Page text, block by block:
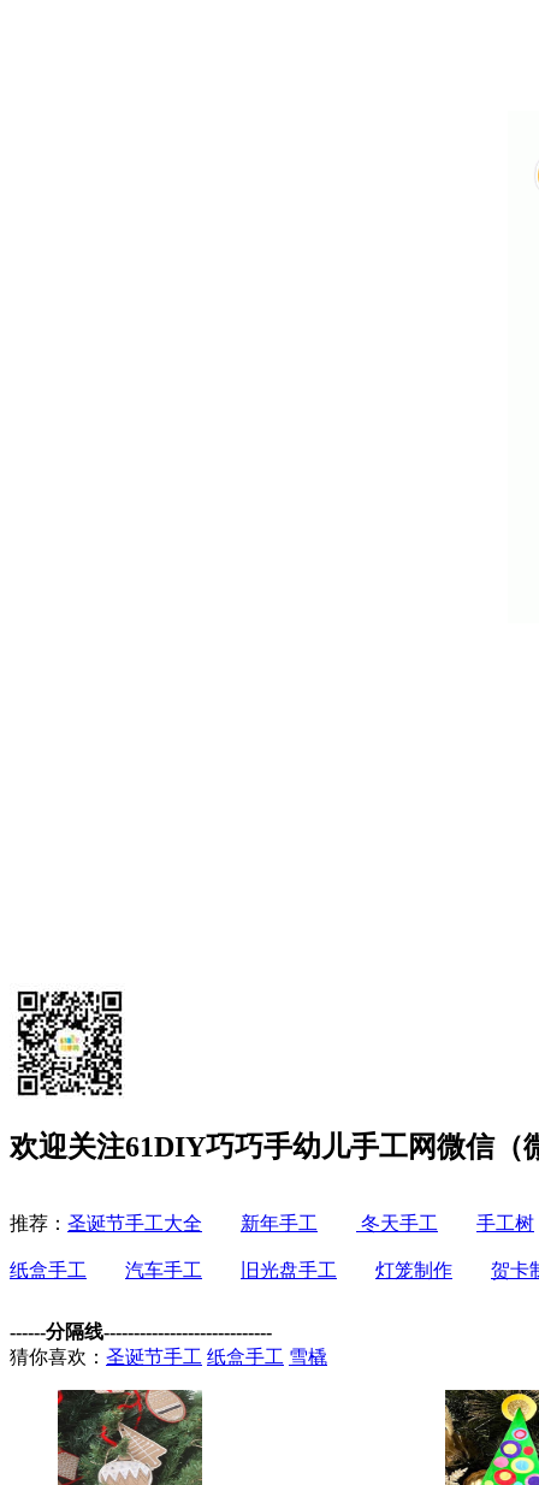
欢迎关注61DIY巧巧手幼儿手工网微信（
推荐： 圣诞节手工大全 新年手工 冬天手工 手工树
纸盒手工 汽车手工 旧光盘手工 灯笼制作 贺卡
------分隔线----------------------------
猜你喜欢： 圣诞节手工 纸盒手工 雪橇